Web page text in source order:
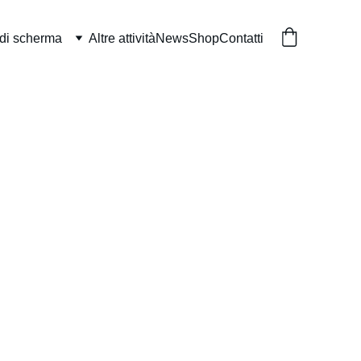
scherma Altre attivitàNewsShopContatti